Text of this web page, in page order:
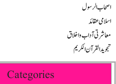
اصحاب الرسول
اسلامی عقائد
معاشرتی آداب واخلاق
تجوید القرآن الکریم
Categories